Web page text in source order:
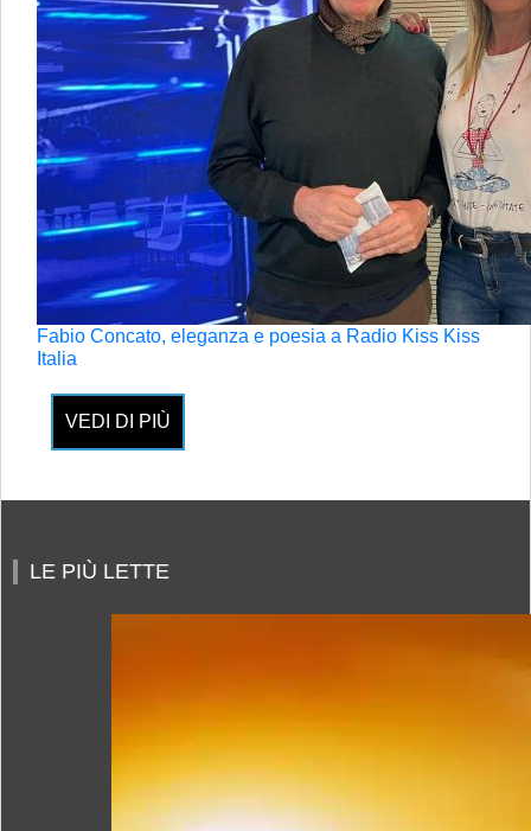
Fabio Concato, eleganza e poesia a Radio Kiss Kiss
Italia
VEDI DI PIÙ
LE PIÙ LETTE